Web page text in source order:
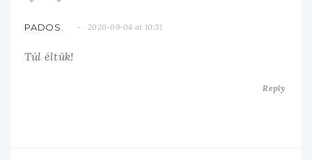
PADOS. 2020-09-04 at 10:31
Túl éltük!
Reply